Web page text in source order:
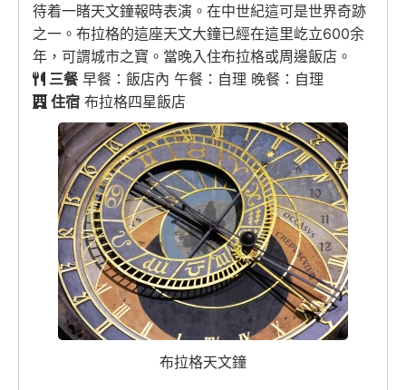
待着一睹天文鐘報時表演。在中世紀這可是世界奇跡
之一。布拉格的這座天文大鐘已經在這里屹立600余
年，可謂城市之寶。當晚入住布拉格或周邊飯店。
三餐早餐：飯店內 午餐：自理 晚餐：自理
住宿 布拉格四星飯店
布拉格天文鐘